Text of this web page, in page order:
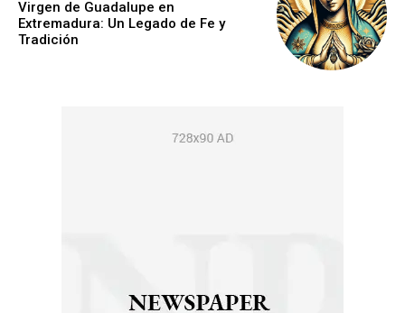
Virgen de Guadalupe en
Extremadura: Un Legado de Fe y
Tradición